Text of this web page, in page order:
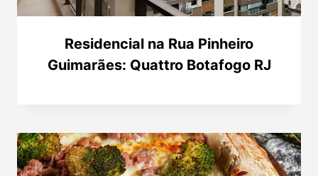
Residencial na Rua Pinheiro
Guimarães: Quattro Botafogo RJ